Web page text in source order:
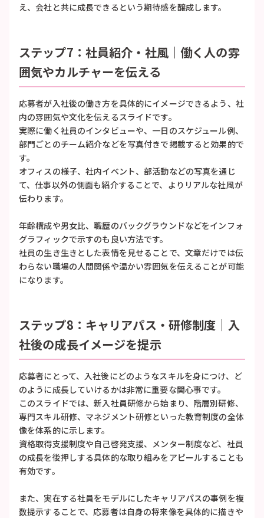
え、会社と共に成長できるという期待感を醸成します。
ステップ7：社員紹介・社風｜働く人の雰
囲気やカルチャーを伝える
応募者が入社後の働き方を具体的にイメージできるよう、社
内の雰囲気や文化を伝えるスライドです。
実際に働く社員のインタビューや、一日のスケジュール例、
部門ごとのチーム紹介などを写真付きで掲載すると効果的で
す。
オフィスの様子、社内イベント、部活動などの写真を通じ
て、仕事以外の側面も紹介することで、よりリアルな社風が
伝わります。
年齢構成や男女比、職歴のバックグラウンドなどをインフォ
グラフィックで示すのも良い方法です。
社員の生き生きとした表情を見せることで、文章だけでは伝
わらない職場の人間関係や温かい雰囲気を伝えることが可能
になります。
ステップ8：キャリアパス・研修制度｜入
社後の成長イメージを提示
応募者にとって、入社後にどのようなスキルを身につけ、ど
のように成長していけるかは非常に重要な関心事です。
このスライドでは、新入社員研修から始まり、階層別研修、
専門スキル研修、マネジメント研修といった教育制度の全体
像を体系的に示します。
資格取得支援制度や自己啓発支援、メンター制度など、社員
の成長を後押しする具体的な取り組みをアピールすることも
有効です。
また、実在する社員をモデルにしたキャリアパスの事例を複
数提示することで、応募者は自身の将来像を具体的に描きや